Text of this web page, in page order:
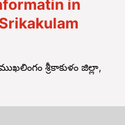
in
శ్రీకాకుళం జిల్లా,